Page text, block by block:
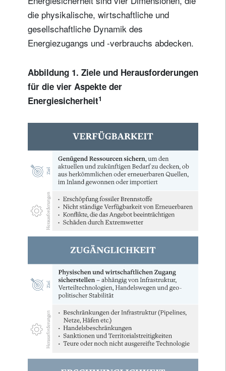
die physikalische, wirtschaftliche und
gesellschaftliche Dynamik des
Energiezugangs und -verbrauchs abdecken.
Abbildung 1. Ziele und Herausforderungen
für die vier Aspekte der
Energiesicherheit1